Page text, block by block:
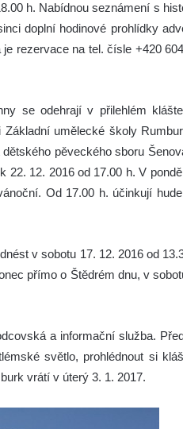
h. Nabídnou seznámení s
doplní hodinové prohlídky
rezervace na tel. čísle +420
se odehrají v přilehlém
umělecké školy
pěveckého sboru
12. 2016 od 17.00 h. V
Od 17.00 h. účinkují
v sobotu 17. 12. 2016 od
přímo o Štědrém dnu, v
a informační služba.
světlo, prohlédnout si
vrátí v úterý 3. 1. 2017.